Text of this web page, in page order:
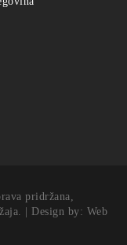
pridržana,
| Design by: Web